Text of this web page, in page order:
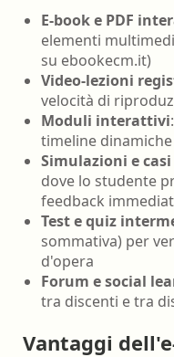
E-book e PDF
elementi
su ebookecm.it)
Video-lezioni
velocità di
Moduli interattivi
timeline dinamiche
Simulazioni e
dove lo studente
feedback
Test e quiz
sommativa) per
d'opera
Forum e social
tra discenti e tra
Vantaggi